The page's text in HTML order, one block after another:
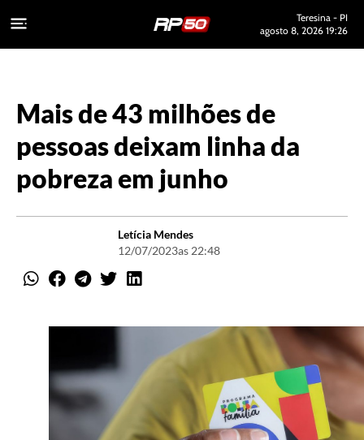
Teresina - PI
agosto 8, 2026 19:26
Mais de 43 milhões de
pessoas deixam linha da
pobreza em junho
Letícia Mendes
12/07/2023as 22:48